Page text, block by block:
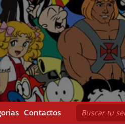
Contactos